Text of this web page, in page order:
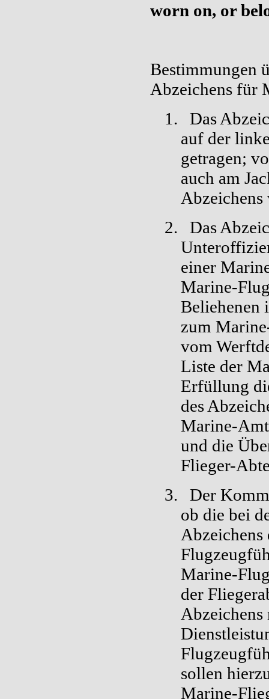
worn on, or
Bestimmungen
Abzeichens für
1.
Das
auf der
getragen;
auch am
Abzeichens
2.
Das
einer
Marine-
Beliehenen
zum
vom
Liste der
Erfüllung
des
Marine-
und die
Flieger-
3.
Der
ob die bei
Marine-
der
sollen
Marine-